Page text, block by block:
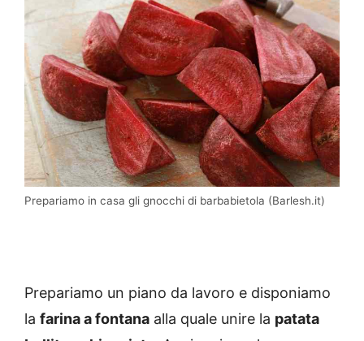
Prepariamo in casa gli gnocchi di barbabietola (Barlesh.it)
Prepariamo un piano da lavoro e disponiamo
la farina a fontana alla quale unire la patata